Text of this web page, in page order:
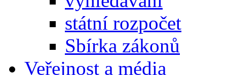
státní rozpočet
Sbírka zákonů
Veřejnost a média